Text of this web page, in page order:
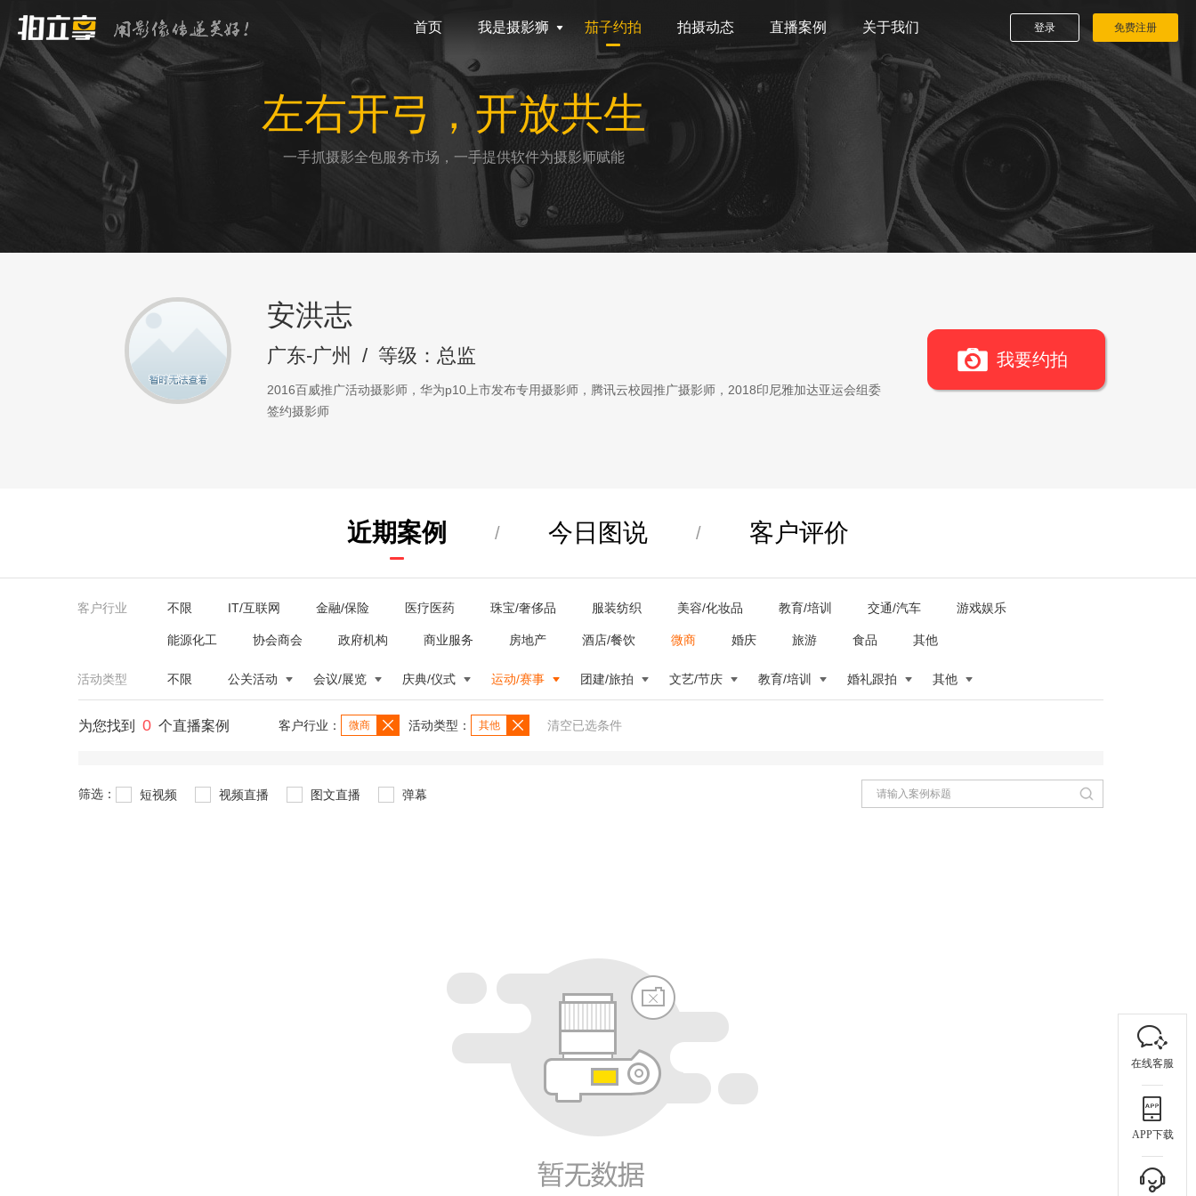
首页 我是摄影狮 茄子约拍 拍摄动态 直播案例 关于我们 登录 免费注册
左右开弓，开放共生
一手抓摄影全包服务市场，一手提供软件为摄影师赋能
安洪志
广东-广州 / 等级：总监
2016百威推广活动摄影师，华为p10上市发布专用摄影师，腾讯云校园推广摄影师，2018印尼雅加达亚运会组委
签约摄影师
我要约拍
近期案例 / 今日图说 / 客户评价
客户行业 不限 IT/互联网 金融/保险 医疗医药 珠宝/奢侈品 服装纺织 美容/化妆品 教育/培训 交通/汽车 游戏娱乐
能源化工 协会商会 政府机构 商业服务 房地产 酒店/餐饮 微商 婚庆 旅游 食品 其他
活动类型 不限 公关活动 会议/展览 庆典/仪式 运动/赛事 团建/旅拍 文艺/节庆 教育/培训 婚礼跟拍 其他
为您找到 0 个直播案例 客户行业： 微商 活动类型： 其他 清空已选条件
筛选： 短视频 视频直播 图文直播 弹幕
在线客服
APP下载